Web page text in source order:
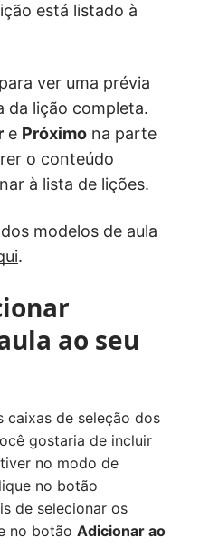
está listado à
ver uma prévia
lição completa.
e Próximo na parte
o conteúdo
à lista de lições.
modelos de aula
.
ao seu
caixas de seleção dos
gostaria de incluir
no modo de
no botão
de selecionar os
no botão Adicionar ao